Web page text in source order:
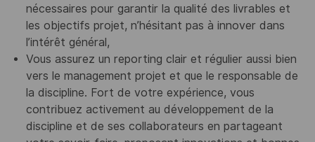
nécessaires pour garantir la qualité des livrables et
les objectifs projet, n’hésitant pas à innover dans
l’intérêt général,
Vous assurez un reporting clair et régulier aussi bien
vers le management projet et que le responsable de
la discipline. Fort de votre expérience, vous
contribuez activement au développement de la
discipline et de ses collaborateurs en partageant